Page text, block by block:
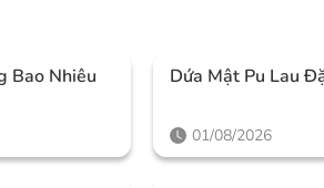
Bao Nhiêu
Dứa Mật Pu Lau
01/08/2026